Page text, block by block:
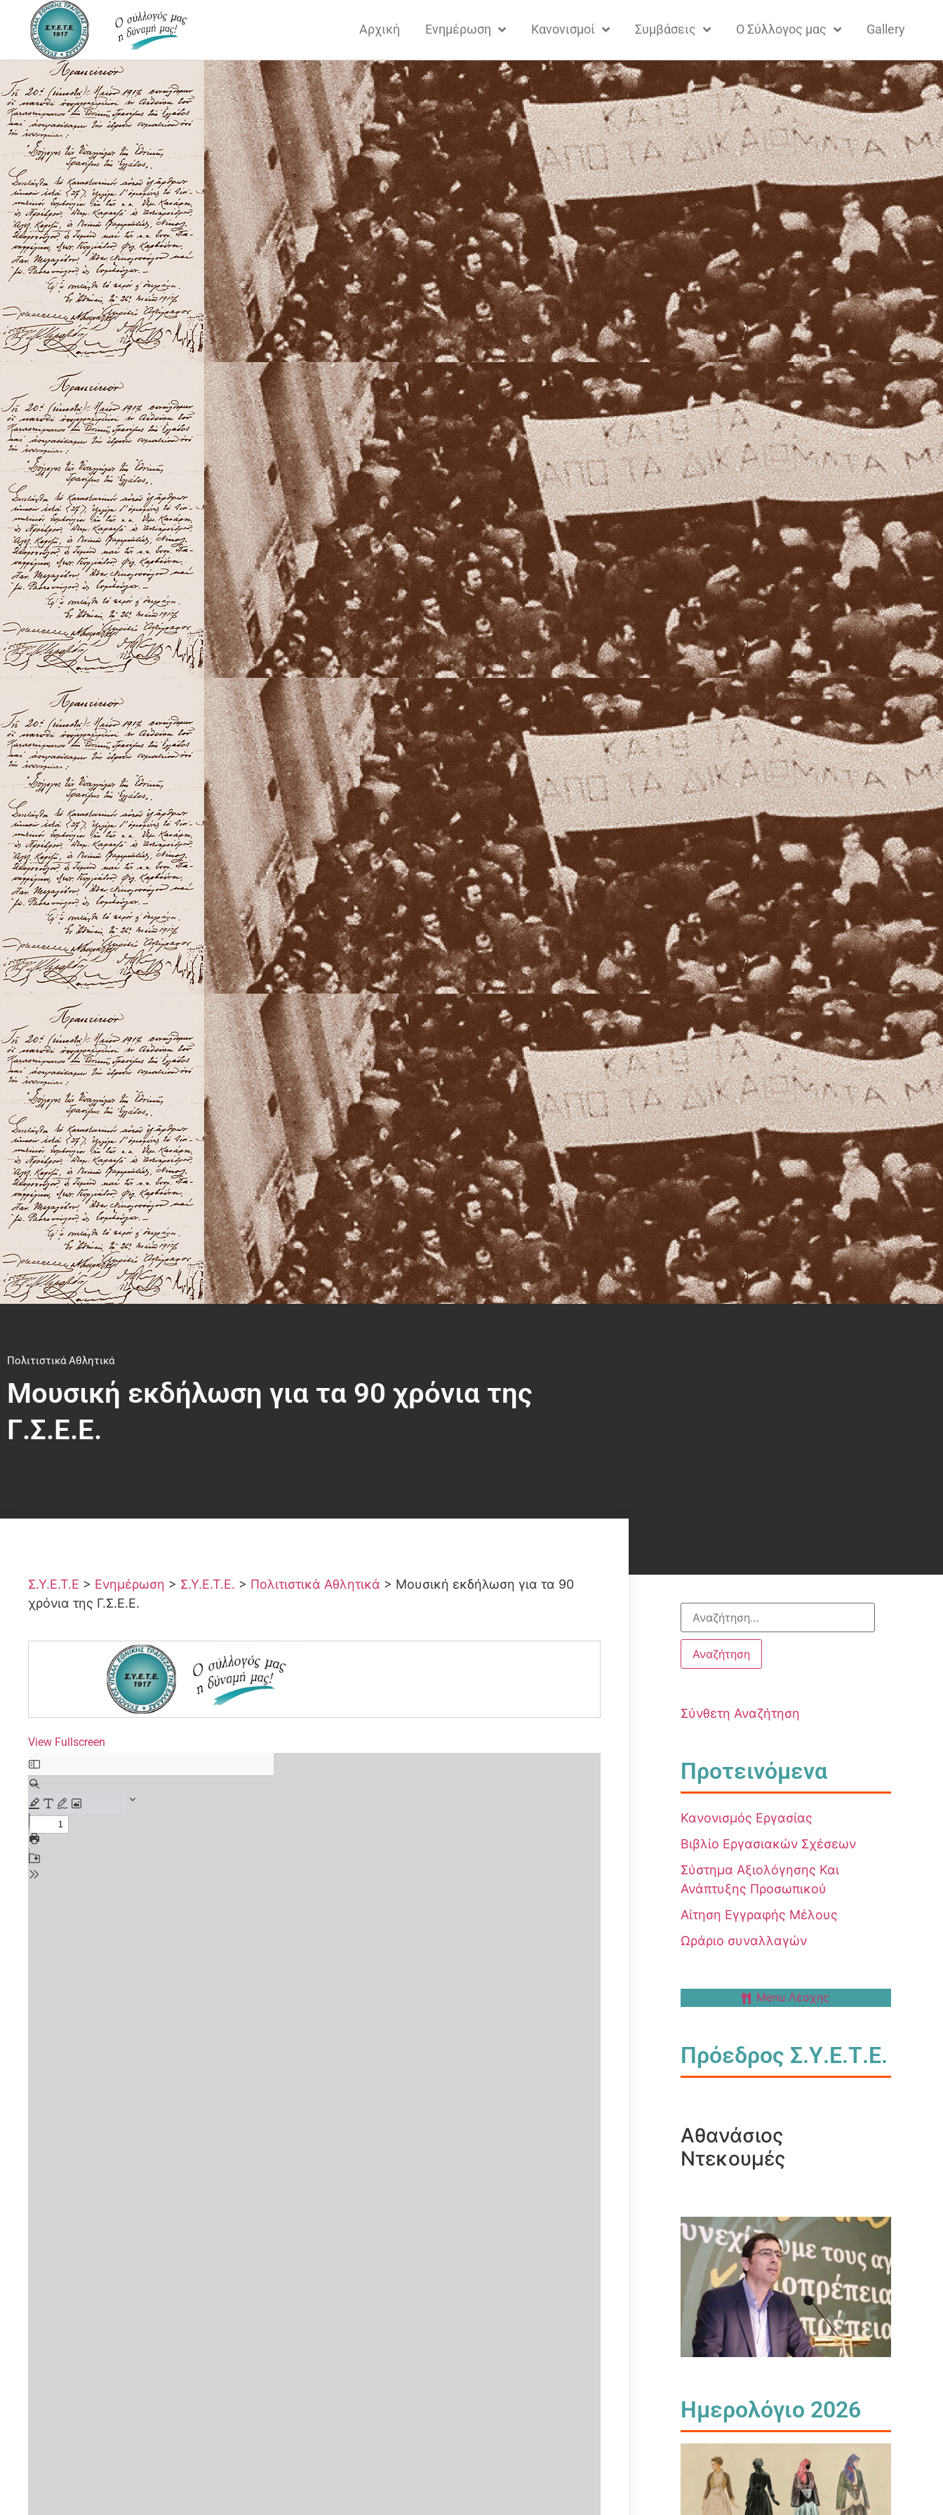
Αρχική Ενημέρωση Κανονισμοί Συμβάσεις Ο Σύλλογος μας Gallery
Πολιτιστικά Αθλητικά
Μουσική εκδήλωση για τα 90 χρόνια της
Γ.Σ.Ε.Ε.
Σ.Υ.Ε.Τ.Ε > Ενημέρωση > Σ.Υ.Ε.Τ.Ε. > Πολιτιστικά Αθλητικά > Μουσική εκδήλωση για τα 90
χρόνια της Γ.Σ.Ε.Ε.
View Fullscreen
Σύνθετη Αναζήτηση
Προτεινόμενα
Κανονισμός Εργασίας
Βιβλίο Εργασιακών Σχέσεων
Σύστημα Αξιολόγησης Και
Ανάπτυξης Προσωπικού
Αίτηση Εγγραφής Μέλους
Ωράριο συναλλαγών
Menu Λέσχης
Πρόεδρος Σ.Υ.Ε.Τ.Ε.
Αθανάσιος
Ντεκουμές
Ημερολόγιο 2026